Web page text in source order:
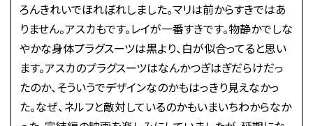
ろんきれいでほれぼれしました。マリは前からすきではあ
りません。アスカもです。レイが一番すきです。物静かでしな
やかな身体プラグスーツは黒より、白が似合ってると思い
ます。アスカのプラグスーツはなんかつぎはぎだらけだっ
たのか、そういうでデザインなのかもはっきり見えなかっ
た。なぜ、ネルフと敵対しているのかもいまいちわからなか